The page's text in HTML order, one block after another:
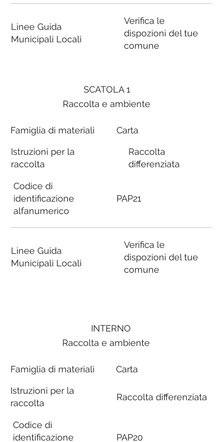
SCATOLA 1
Raccolta e ambiente
Famiglia di materiali
Istruzioni per la
raccolta
Codice di
identificazione
alfanumerico
Linee Guida
Municipali Locali
Carta
Raccolta
differenziata
PAP21
Verifica le
dispozioni del tue
comune
Linee Guida
Municipali Locali
Verifica le
dispozioni del tue
comune
INTERNO
Raccolta e ambiente
Famiglia di materiali
Istruzioni per la
raccolta
Codice di
identificazione
Carta
Raccolta differenziata
PAP20